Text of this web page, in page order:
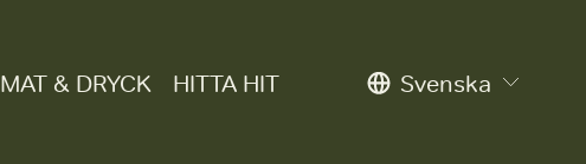
MAT & DRYCK HITTA HIT Svenska